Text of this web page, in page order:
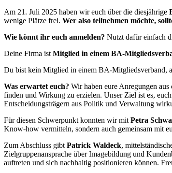
Am 21. Juli 2025 haben wir euch über die diesjährige
wenige Plätze frei. Wer also teilnehmen möchte,
Wie könnt ihr euch anmelden? Nutzt dafür einfach
Deine Firma ist Mitglied in einem BA-
Du bist kein Mitglied in einem BA-Mitgliedsverband,
Was erwartet euch? Wir haben eure Anregungen
finden und Wirkung zu erzielen. Unser Ziel ist es,
Entscheidungsträgern aus Politik und Verwaltung
Für diesen Schwerpunkt konnten wir mit Petra
Know-how vermitteln, sondern auch gemeinsam mit
Zum Abschluss gibt Patrick Waldeck,
Zielgruppenansprache über Imagebildung und
auftreten und sich nachhaltig positionieren können.